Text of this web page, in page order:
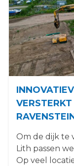
Om de dijk te
Lith passen
Op veel